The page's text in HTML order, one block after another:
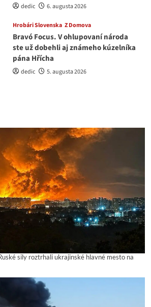
dedic 6. augusta 2026
Hrobári Slovenska Z Domova
Bravó Focus. V ohlupovaní národa
ste už dobehli aj známeho kúzelníka
pána Hřícha
dedic 5. augusta 2026
sily roztrhali ukrajinské hlavné mesto na